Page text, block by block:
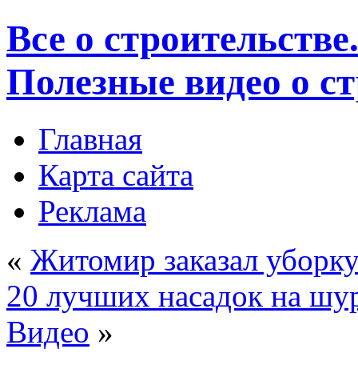
Все о
Полезные видео о
Главная
Карта сайта
Реклама
« Житомир заказал
20 лучших насадок на
Видео »